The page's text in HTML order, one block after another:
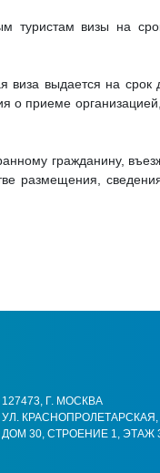
туристам визы на
виза выдается на
о приеме
гражданину,
размещения,
127473, Г. МОСКВА
УЛ. КРАСНОПРОЛЕТАРСКАЯ,
ДОМ 30, СТРОЕНИЕ 1, ЭТАЖ